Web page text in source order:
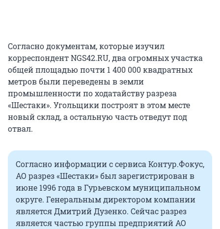
Согласно документам, которые изучил
корреспондент NGS42.RU, два огромных участка
общей площадью почти 1 400 000 квадратных
метров были переведены в земли
промышленности по ходатайству разреза
«Шестаки». Угольщики построят в этом месте
новый склад, а остальную часть отведут под
отвал.
Согласно информации с сервиса Контур.Фокус,
АО разрез «Шестаки» был зарегистрирован в
июне 1996 года в Гурьевском муниципальном
округе. Генеральным директором компании
является Дмитрий Дузенко. Сейчас разрез
является частью группы предприятий АО